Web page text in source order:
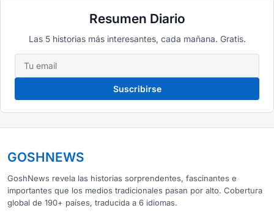
Resumen Diario
Las 5 historias más interesantes, cada mañana. Gratis.
Suscribirse
GOSHNEWS
GoshNews revela las historias sorprendentes, fascinantes e
importantes que los medios tradicionales pasan por alto. Cobertura
global de 190+ países, traducida a 6 idiomas.